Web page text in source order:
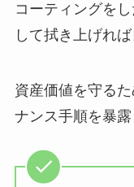
コーティングを
して拭き上げれ
資産価値を守る
ナンス手順を暴露